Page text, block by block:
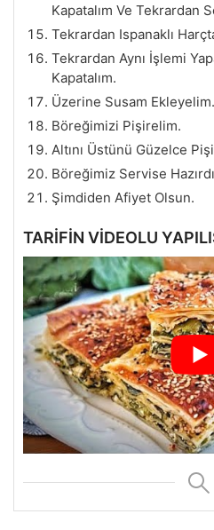
Kapatalım Ve Tekrardan
Tekrardan Ispanaklı
Tekrardan Aynı İşlemi
Kapatalım.
Üzerine Susam Ekleyelim.
Böreğimizi Pişirelim.
Altını Üstünü Güzelce
Böreğimiz Servise
Şimdiden Afiyet Olsun.
TARİFİN VİDEOLU